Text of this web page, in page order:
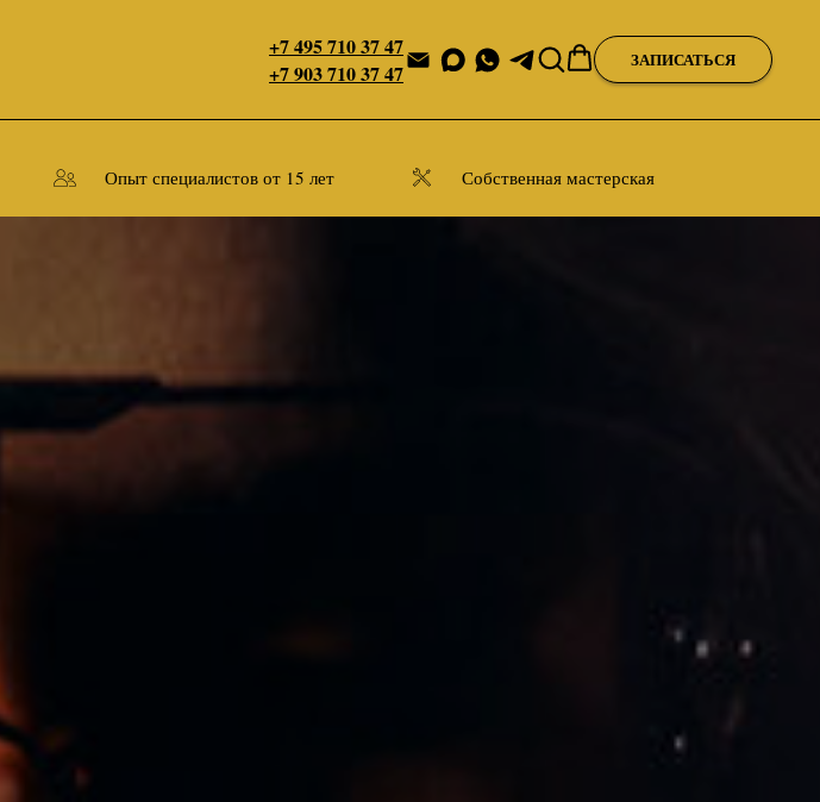
+7 495 710 37 47
+7 903 710 37 47
ЗАПИСАТЬСЯ
Опыт специалистов от 15 лет Собственная мастерская